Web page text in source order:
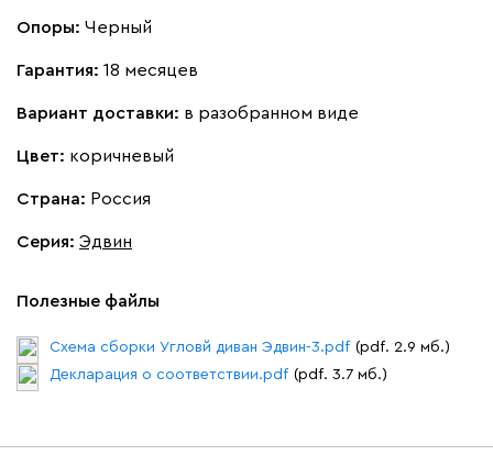
Опоры: Черный
Гарантия: 18 месяцев
Вариант доставки: в разобранном виде
Цвет: коричневый
Страна: Россия
Серия: Эдвин
Полезные файлы
Схема сборки Угловй диван Эдвин-3.pdf (pdf. 2.9 мб.)
Декларация о соответствии.pdf (pdf. 3.7 мб.)